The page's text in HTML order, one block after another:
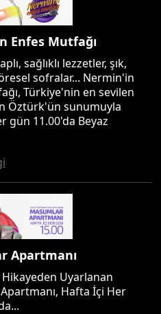
Enfes Mutfağı
sağlıklı lezzetler, şık,
sofralar... Nermin'in
Türkiye'nin en sevilen
Öztürk'ün sunumuyla
gün 11.00'da Beyaz
Apartmanı
Uyarlanan
Hafta İçi Her